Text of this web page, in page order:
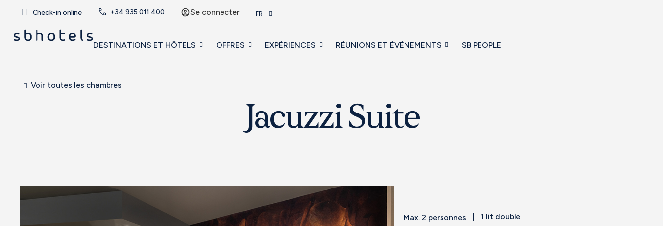
Check-in online +34 935 011 400 Se connecter FR
DESTINATIONS ET HÔTELS OFFRES EXPÉRIENCES RÉUNIONS ET ÉVÉNEMENTS SB PEOPLE
Voir toutes les chambres
Jacuzzi Suite
Max. 2 personnes 1 lit double